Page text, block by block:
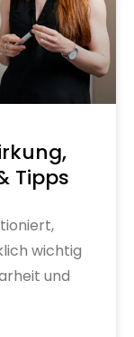
Tipps
wichtig
und